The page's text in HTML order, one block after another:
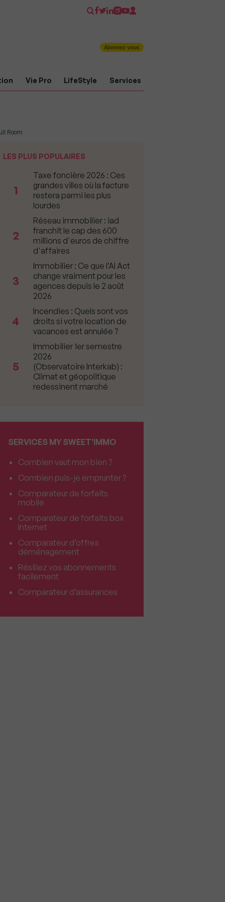
Abonnez-vous
Vie Pro LifeStyle Services
Room
LES PLUS POPULAIRES
1
Taxe foncière 2026 : Ces
grandes villes où la facture
restera parmi les plus
lourdes
2
Réseau immobilier : iad
franchit le cap des 600
millions d'euros de chiffre
d'affaires
3
Immobilier : Ce que l’AI Act
change vraiment pour les
agences depuis le 2 août
2026
4
Incendies : Quels sont vos
droits si votre location de
vacances est annulée ?
5
Immobilier 1er semestre
2026
(Observatoire Interkab) :
Climat et géopolitique
redessinent marché
SERVICES MY SWEET'IMMO
Combien vaut mon bien ?
Combien puis-je emprunter ?
Comparateur de forfaits
mobile
Comparateur de forfaits box
Internet
Comparateur d’offres
déménagement
Résiliez vos abonnements
facilement
Comparateur d’assurances